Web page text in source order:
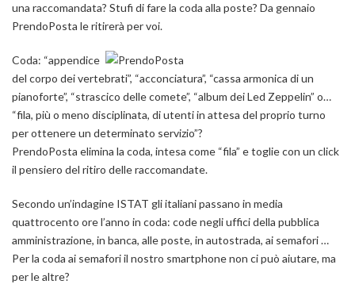
una raccomandata? Stufi di fare la coda alla poste? Da gennaio
PrendoPosta le ritirerà per voi.
Coda: “appendice
del corpo dei vertebrati”, “acconciatura”, “cassa armonica di un
pianoforte”, “strascico delle comete”, “album dei Led Zeppelin” o…
“fila, più o meno disciplinata, di utenti in attesa del proprio turno
per ottenere un determinato servizio”?
PrendoPosta elimina la coda, intesa come “fila” e toglie con un click
il pensiero del ritiro delle raccomandate.
Secondo un’indagine ISTAT gli italiani passano in media
quattrocento ore l’anno in coda: code negli uffici della pubblica
amministrazione, in banca, alle poste, in autostrada, ai semafori …
Per la coda ai semafori il nostro smartphone non ci può aiutare, ma
per le altre?